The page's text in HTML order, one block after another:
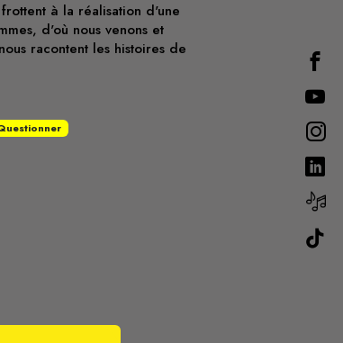
à la réalisation d'une
d'où nous venons et
racontent les histoires de